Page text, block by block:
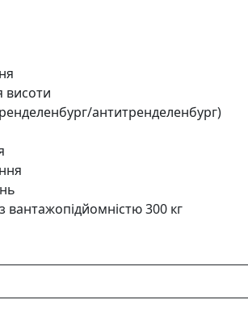
висоти
антитренделенбург)
вантажопідйомністю 300 кг